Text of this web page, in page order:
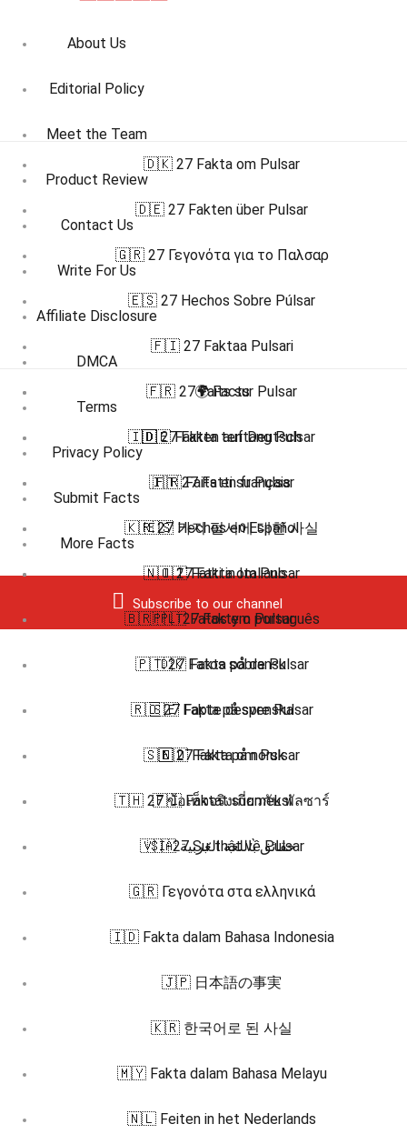
About Us
Editorial Policy
Meet the Team
Product Review
Contact Us
Write For Us
Affiliate Disclosure
DMCA
Terms
Privacy Policy
Submit Facts
More Facts
Subscribe to our channel
🇩🇰 27 Fakta om Pulsar
🇩🇪 27 Fakten über Pulsar
🇬🇷 27 Γεγονότα για το Παλσαρ
🇪🇸 27 Hechos Sobre Púlsar
🇫🇮 27 Faktaa Pulsari
🇫🇷 27 Faits sur Pulsar
🇮🇩 27 Fakta tentang Pulsar
🇮🇹 27 Fatti su Pulsar
🇰🇷 27 가지 펄서에 대한 사실
🇳🇴 27 Fakta om Pulsar
🇵🇱 27 Fakty o Pulsar
🇵🇹 27 Fatos sobre Pulsar
🇷🇴 27 Fapte despre Pulsar
🇸🇪 27 Fakta om Pulsar
🇹🇭 27 ข้อเท็จจริงเกี่ยวกับ พัลซาร์
🇻🇮 27 Sự thật về Pulsar
🌍 Facts
🇩🇪 Fakten auf Deutsch
🇫🇷 Faits en français
🇪🇸 Hechos en Español
🇮🇹 Fatti in Italiano
🇧🇷 🇵🇹 Fatos em português
🇩🇰 Fakta på dansk
🇸🇪 Fakta på svenska
🇳🇴 Fakta på norsk
🇫🇮 Faktat suomeksi
🇸🇦 حقائق باللغة العربية
🇬🇷 Γεγονότα στα ελληνικά
🇮🇩 Fakta dalam Bahasa Indonesia
🇯🇵 日本語の事実
🇰🇷 한국어로 된 사실
🇲🇾 Fakta dalam Bahasa Melayu
🇳🇱 Feiten in het Nederlands